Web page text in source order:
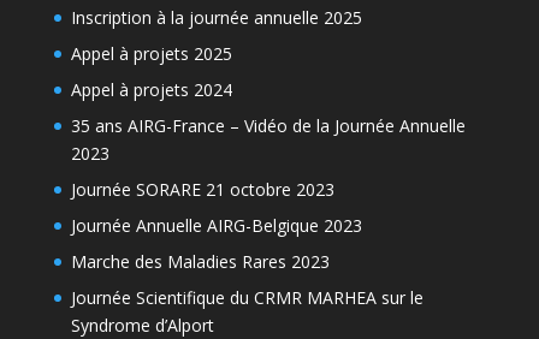
Inscription à la journée annuelle 2025
Appel à projets 2025
Appel à projets 2024
35 ans AIRG-France – Vidéo de la Journée Annuelle
2023
Journée SORARE 21 octobre 2023
Journée Annuelle AIRG-Belgique 2023
Marche des Maladies Rares 2023
Journée Scientifique du CRMR MARHEA sur le
Syndrome d’Alport